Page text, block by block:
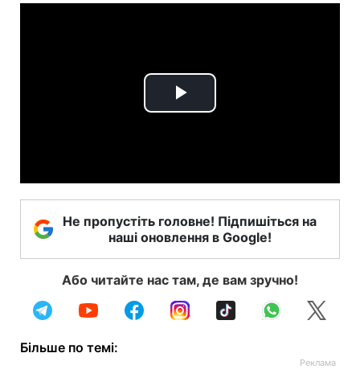
Play
Не пропустіть головне! Підпишіться на
наші оновлення в Google!
Або читайте нас там, де вам зручно!
Більше по темі: